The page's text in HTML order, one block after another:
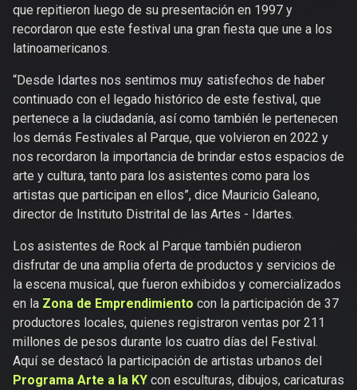
que repitieron luego de su presentación en 1997 y
recordaron que este festival una gran fiesta que une a los
latinoamericanos.
“Desde Idartes nos sentimos muy satisfechos de haber
continuado con el legado histórico de este festival, que
pertenece a la ciudadanía, así como también le pertenecen
los demás Festivales al Parque, que volvieron en 2022 y
nos recordaron la importancia de brindar estos espacios de
arte y cultura, tanto para los asistentes como para los
artistas que participan en ellos”, dice Mauricio Galeano,
director de Instituto Distrital de las Artes - Idartes.
Los asistentes de Rock al Parque también pudieron
disfrutar de una amplia oferta de productos y servicios de
la escena musical, que fueron exhibidos y comercializados
en la Zona de Emprendimiento con la participación de 37
productores locales, quienes registraron ventas por 211
millones de pesos durante los cuatro días del Festival.
Aquí se destacó la participación de artistas urbanos del
Programa Arte a la KY con esculturas, dibujos, caricaturas